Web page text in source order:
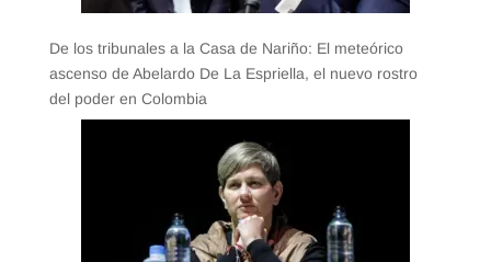
De los tribunales a la Casa de Nariño: El meteórico
ascenso de Abelardo De La Espriella, el nuevo rostro
del poder en Colombia